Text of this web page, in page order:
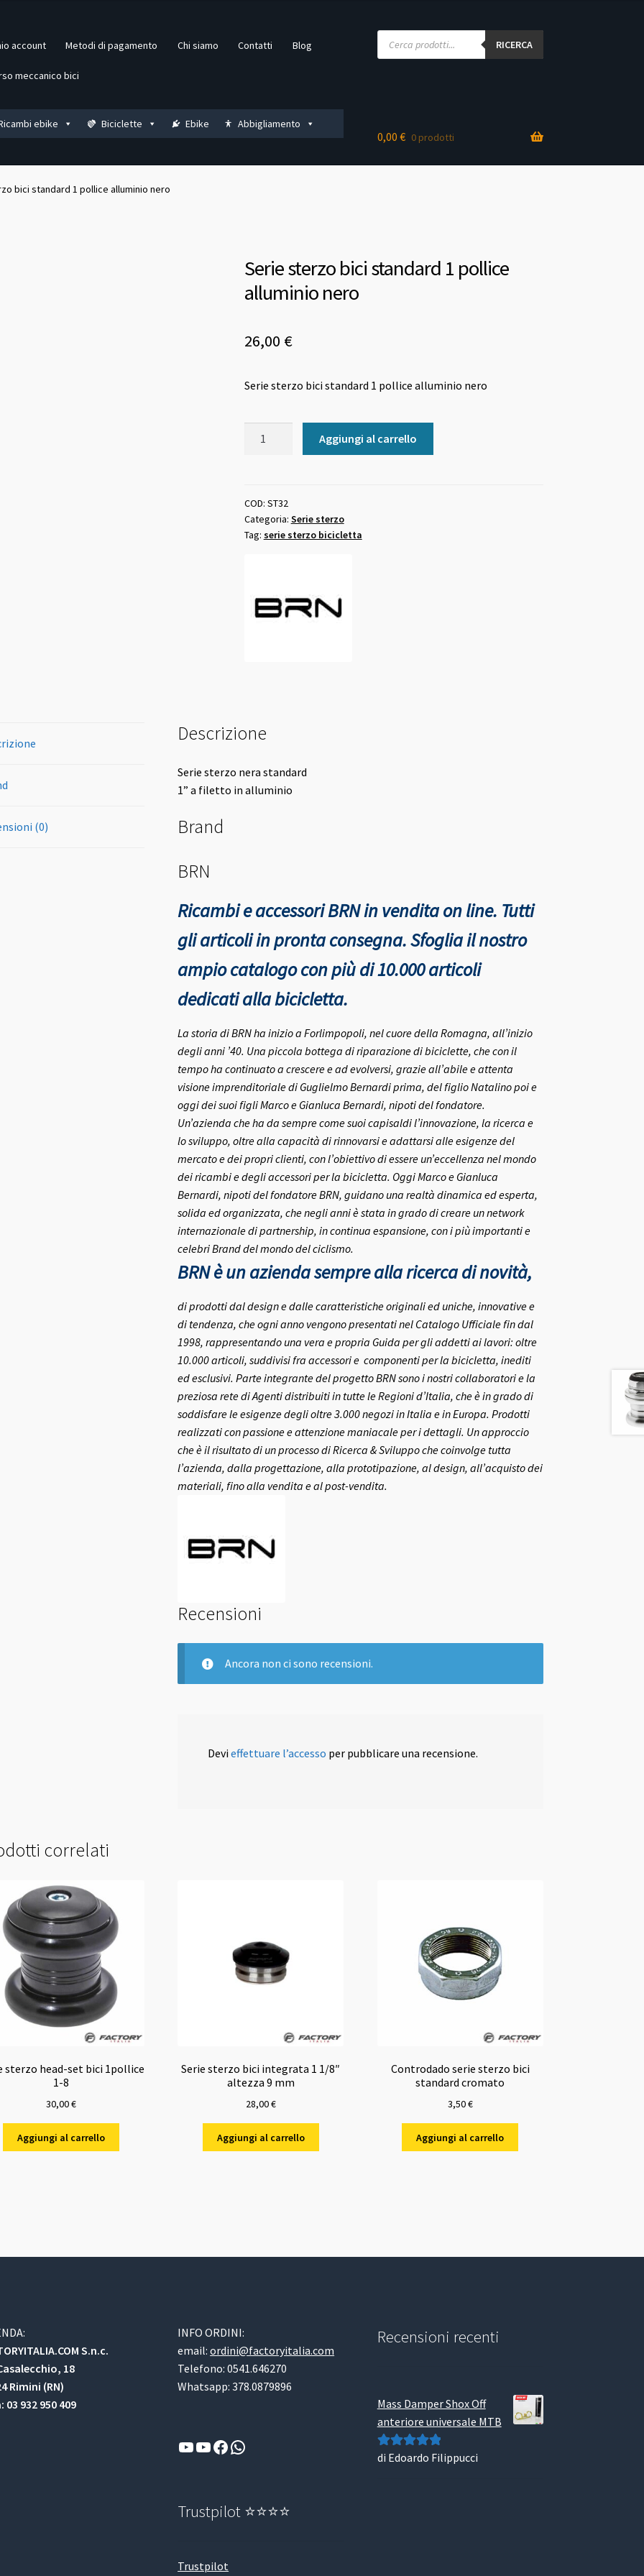
account Metodi di pagamento Chi siamo Contatti Blog
meccanico bici
Products
search RICERCA
ebike Biciclette Ebike Abbigliamento
0,00 € 0 prodotti
bici standard 1 pollice alluminio nero
Serie sterzo bici standard 1 pollice
alluminio nero
26,00 €
Serie sterzo bici standard 1 pollice alluminio nero
1
pollice
alluminio
Aggiungi al carrello
COD: ST32
Categoria: Serie sterzo
Tag: serie sterzo bicicletta
(0)
Descrizione
Serie sterzo nera standard
1” a filetto in alluminio
Brand
BRN
Ricambi e accessori BRN in vendita on line. Tutti
gli articoli in pronta consegna.Sfoglia il nostro
ampio catalogo con più di 10.000 articoli
dedicati alla bicicletta.
La storia di BRN ha inizio a Forlimpopoli, nel cuore della Romagna, all’inizio
degli anni ’40. Una piccola bottega di riparazione di biciclette, che con il
tempo ha continuato a crescere e ad evolversi, grazie all’abile e attenta
visione imprenditoriale di Guglielmo Bernardi prima, del figlio Natalino poi e
oggi dei suoi figli Marco e Gianluca Bernardi, nipoti del fondatore.
Un’azienda che ha da sempre come suoi capisaldi l’innovazione, la ricerca e
lo sviluppo, oltre alla capacità di rinnovarsi e adattarsi alle esigenze del
mercato e dei propri clienti, con l’obiettivo di essere un’eccellenza nel mondo
dei ricambi e degli accessori per la bicicletta. Oggi Marco e Gianluca
Bernardi, nipoti del fondatore BRN, guidano una realtà dinamica ed esperta,
solida ed organizzata, che negli anni è stata in grado di creare un network
internazionale di partnership, in continua espansione, con i più importanti e
celebri Brand del mondo del ciclismo.
BRN è un azienda sempre alla ricerca di novità,
di prodotti dal design e dalle caratteristiche originali ed uniche, innovative e
di tendenza, che ogni anno vengono presentati nel Catalogo Ufficiale fin dal
1998, rappresentando una vera e propria Guida per gli addetti ai lavori: oltre
10.000 articoli, suddivisi fra accessori e componenti per la bicicletta, inediti
ed esclusivi. Parte integrante del progetto BRN sono i nostri collaboratori e la
preziosa rete di Agenti distribuiti in tutte le Regioni d’Italia, che è in grado di
soddisfare le esigenze degli oltre 3.000 negozi in Italia e in Europa. Prodotti
realizzati con passione e attenzione maniacale per i dettagli. Un approccio
che è il risultato di un processo di Ricerca & Sviluppo che coinvolge tutta
l’azienda, dalla progettazione, alla prototipazione, al design, all’acquisto dei
materiali, fino alla vendita e al post-vendita.
Recensioni
Ancora non ci sono recensioni.
Devieffettuare l’accesso per pubblicare una recensione.
correlati
sterzo head-set bici 1pollice
1-8
30,00€
Aggiungi al carrello
Serie sterzo bici integrata 1 1/8″
altezza 9 mm
28,00€
Aggiungi al carrello
Controdado serie sterzo bici
standard cromato
3,50€
Aggiungi al carrello
S.n.c.
18
Rimini (RN)
03 932 950 409
INFO ORDINI:
email:ordini@factoryitalia.com
Telefono: 0541.646270
Whatsapp: 378.0879896
YouTube
YouTube
Facebook
WhatsApp
Trustpilot ⭐⭐⭐⭐
Trustpilot
Recensioni recenti
Mass Damper Shox Off
anteriore universale MTB
Valutato5su
di Edoardo Filippucci